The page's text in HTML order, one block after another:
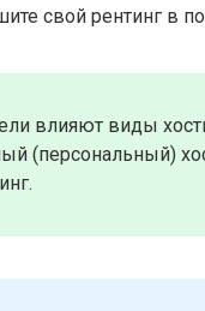
свой рентинг в
влияют виды
(персональный)